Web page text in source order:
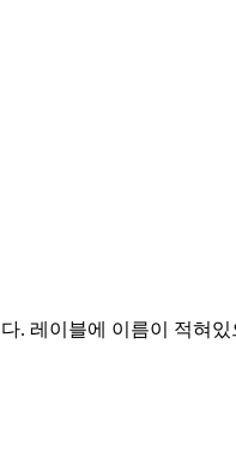
. 레이블에 이름이 적혀